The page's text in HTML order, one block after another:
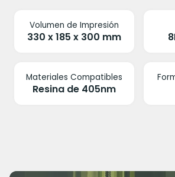
Volumen de Impresión
330 x 185 x 300 mm
Materiales Compatibles
Resina de 405nm